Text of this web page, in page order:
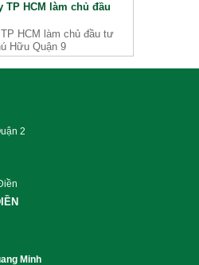
TP HCM làm chủ đầu
HCM làm chủ đầu tư
Hữu Quận 9
2
Minh